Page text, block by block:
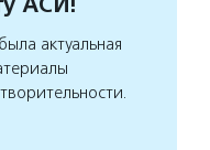
актуальная